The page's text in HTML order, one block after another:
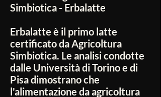
Simbiotica - Erbalatte
Erbalatte è il primo latte
certificato da Agricoltura
Simbiotica. Le analisi condotte
dalle Università di Torino e di
Pisa dimostrano che
l'alimentazione da agricoltura